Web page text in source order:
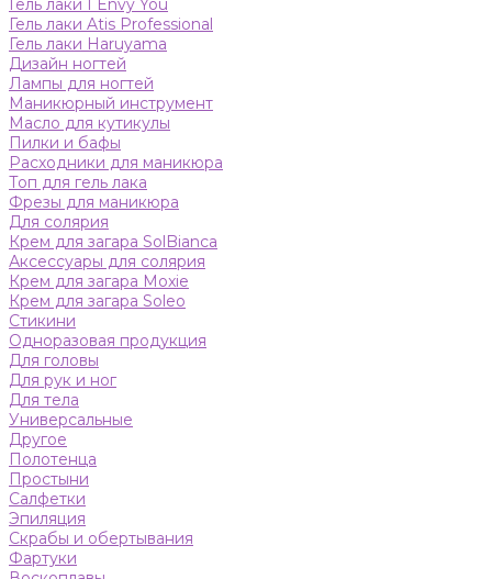
Гель лаки I Envy You
Гель лаки Atis Professional
Гель лаки Haruyama
Дизайн ногтей
Лампы для ногтей
Маникюрный инструмент
Масло для кутикулы
Пилки и бафы
Расходники для маникюра
Топ для гель лака
Фрезы для маникюра
Для солярия
Крем для загара SolBianca
Аксессуары для солярия
Крем для загара Moxie
Крем для загара Soleo
Стикини
Одноразовая продукция
Для головы
Для рук и ног
Для тела
Универсальные
Другое
Полотенца
Простыни
Салфетки
Эпиляция
Скрабы и обертывания
Фартуки